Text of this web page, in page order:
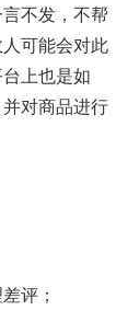
不发，不帮
可能会对此
上也是如
对商品进行
评；